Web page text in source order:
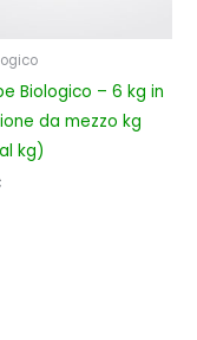
Biologico – 6 kg in
da mezzo kg
kg)